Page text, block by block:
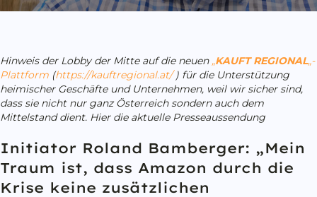
Hinweis der Lobby der Mitte auf die neuen „KAUFT REGIONAL„-
Plattform (https://kauftregional.at/) für die Unterstützung
heimischer Geschäfte und Unternehmen, weil wir sicher sind,
dass sie nicht nur ganz Österreich sondern auch dem
Mittelstand dient. Hier die aktuelle Presseaussendung
Initiator Roland Bamberger: „Mein
Traum ist, dass Amazon durch die
Krise keine zusätzlichen